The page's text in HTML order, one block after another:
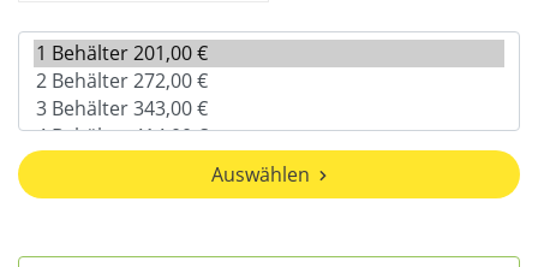
Auswählen